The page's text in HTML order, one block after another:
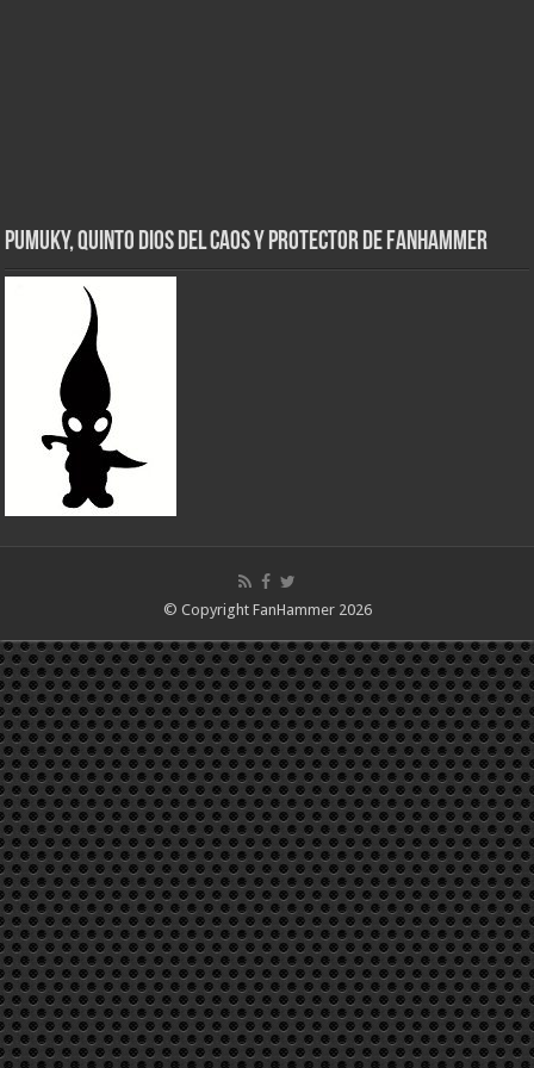
Pumuky, Quinto Dios del Caos y Protector de FanHammer
© Copyright FanHammer 2026